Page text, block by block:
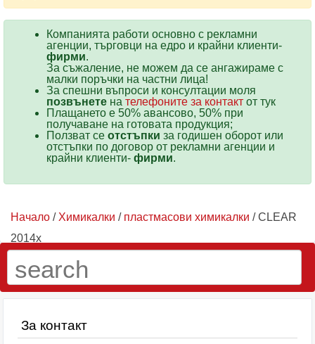
Компанията работи основно с рекламни
агенции, търговци на едро и крайни клиенти-
фирми.
За съжаление, не можем да се ангажираме с
малки поръчки на частни лица!
За спешни въпроси и консултации моля
позвънете на телефоните за контакт от тук
Плащането е 50% авансово, 50% при
получаване на готовата продукция;
Ползват се отстъпки за годишен оборот или
отстъпки по договор от рекламни агенции и
крайни клиенти- фирми.
Начало / Химикалки / пластмасови химикалки / CLEAR
2014х
За контакт